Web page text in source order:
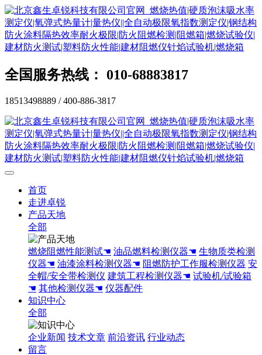
全国服务热线： 010-68883817
18513498889 / 400-886-3817
首页
走进卓锐
产品天地
全部
燃烧阻燃性能测试☚ 油品燃料检测仪器☚ 生物质类检测
仪器☚ 油漆涂料检测仪器☚ 阻燃防护工作服检测仪器 安
全帽/安全带检测仪 建筑工程检测仪器☚ 试验机/试验箱
☚ 其他检测仪器☚ 仪器配件
知识中心
全部
企业新闻 技术文章 前沿资讯 行业动态
留言